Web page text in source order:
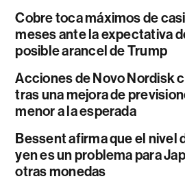
Cobre toca máximos de
meses ante la expectativa
posible arancel de Trump
Acciones de Novo Nordisk
tras una mejora de
menor a la esperada
Bessent afirma que el nivel
yen es un problema para
otras monedas